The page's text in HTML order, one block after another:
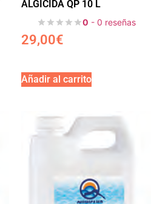
ALGICIDA QP 10 L
0 - 0 reseñas
29,00€
Añadir al carrito